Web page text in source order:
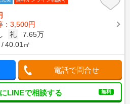
：3,500円
礼
7.65万
40.01㎡
電話で問合せ
LINEで相談する 無料